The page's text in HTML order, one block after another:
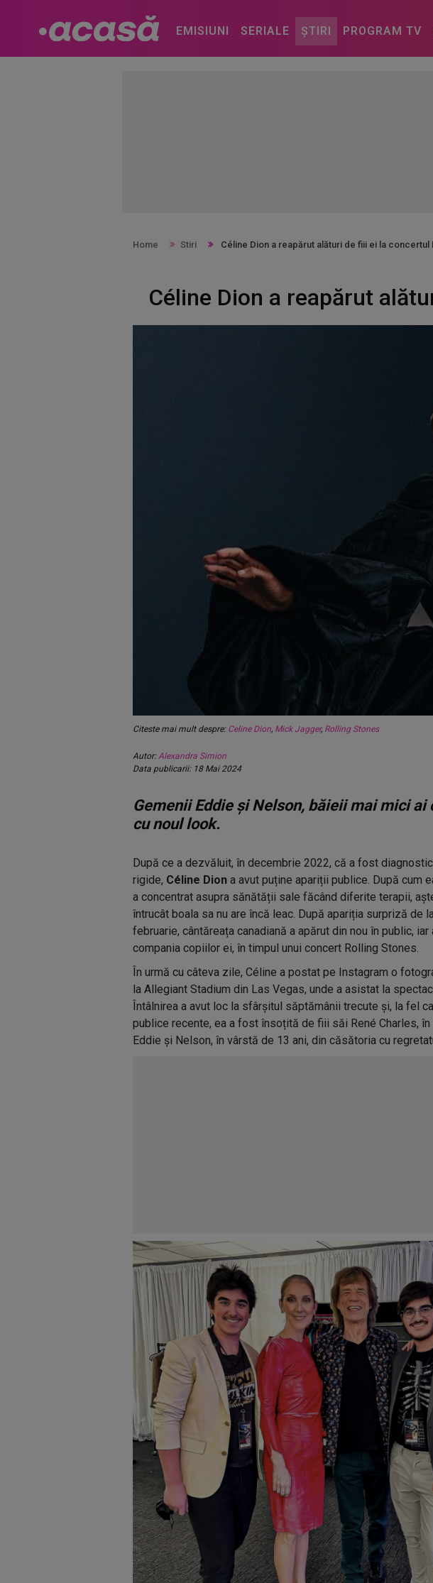
EMISIUNI SERIALE ȘTIRI PROGRAM TV
Home Stiri Céline Dion a reapărut alături de fiii ei la concertul
Céline Dion a reapărut
Citeste mai mult despre: Celine Dion, Mick Jagger, Rolling Stones
Autor:Alexandra Simion
Data publicarii: 18 Mai 2024
Gemenii Eddie și Nelson, băieii mai mici
cu noul look.
După ce a dezvăluit, în decembrie 2022, că a fost
rigide, Céline Dion a avut puține apariții publice. După cum
a concentrat asupra sănătății sale făcând diferite terapii,
întrucât boala sa nu are încă leac. După apariția surpriză de
februarie, cântăreața canadiană a apărut din nou în public,
compania copiilor ei, în timpul unui concert Rolling Stones.
În urmă cu câteva zile, Céline a postat pe Instagram o
la Allegiant Stadium din Las Vegas, unde a asistat la
Întâlnirea a avut loc la sfârșitul săptămânii trecute și, la fel
publice recente, ea a fost însoțită de fiii săi René Charles,
Eddie și Nelson, în vârstă de 13 ani, din căsătoria cu